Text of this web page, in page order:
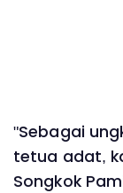
"Sebagai
tetua adat,
Songkok